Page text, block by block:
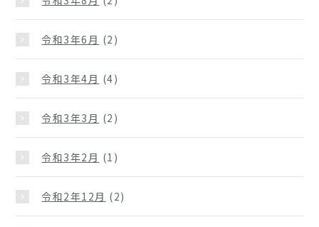
令和3年6月 (2)
令和3年4月 (4)
令和3年3月 (2)
令和3年2月 (1)
令和2年12月 (2)